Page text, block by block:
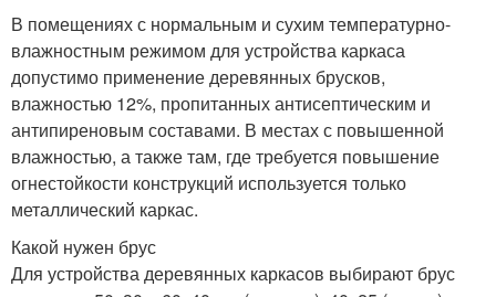
В помещениях с нормальным и сухим температурно-
влажностным режимом для устройства каркаса
допустимо применение деревянных брусков,
влажностью 12%, пропитанных антисептическим и
антипиреновым составами. В местах с повышенной
влажностью, а также там, где требуется повышение
огнестойкости конструкций используется только
металлический каркас.
Какой нужен брус
Для устройства деревянных каркасов выбирают брус